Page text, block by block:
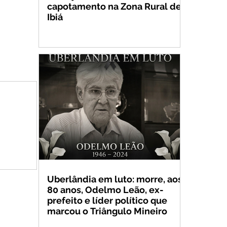
capotamento na Zona Rural de
Ibiá
Uberlândia em luto: morre, aos
80 anos, Odelmo Leão, ex-
prefeito e líder político que
marcou o Triângulo Mineiro